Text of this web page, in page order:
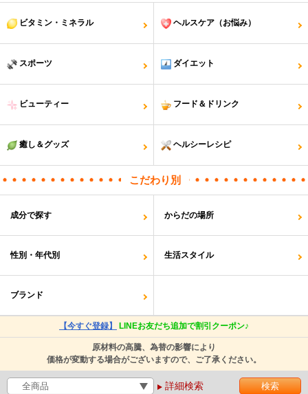
ビタミン・ミネラル ヘルスケア（お悩み）
スポーツ ダイエット
ビューティー フード＆ドリンク
癒し＆グッズ ヘルシーレシピ
こだわり別
成分で探す からだの場所
性別・年代別 生活スタイル
ブランド
【今すぐ登録】 LINEお友だち追加で割引クーポン♪
原材料の高騰、為替の影響により
価格が変動する場合がございますので、ご了承ください。
詳細検索